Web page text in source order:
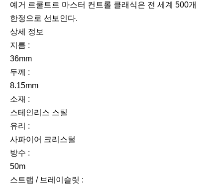
예거 르쿨트르 마스터 컨트롤 클래식은 전 세계 500개
한정으로 선보인다.
상세 정보
지름 :
36mm
두께 :
8.15mm
소재 :
스테인리스 스틸
유리 :
사파이어 크리스털
방수 :
50m
스트랩 / 브레이슬릿 :